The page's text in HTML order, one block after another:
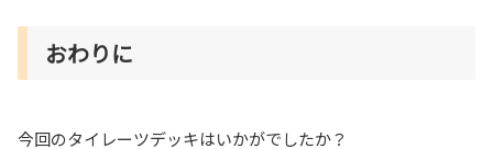
おわりに
今回のタイレーツデッキはいかがでしたか？